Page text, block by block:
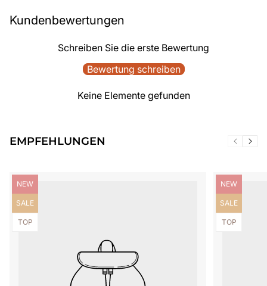
Kundenbewertungen
Schreiben Sie die erste Bewertung
Bewertung schreiben
Keine Elemente gefunden
EMPFEHLUNGEN
Produktbezeichnung:
NEW
Produktbezeichnung:
SALE
Produktbezeichnung:
TOP
NEW
SALE
TOP